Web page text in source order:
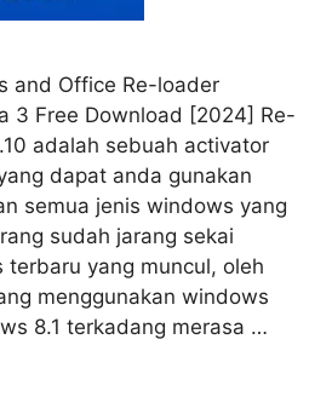
and Office Re-loader
3 Free Download [2024] Re-
adalah sebuah activator
dapat anda gunakan
semua jenis windows yang
sudah jarang sekai
yang muncul, oleh
menggunakan windows
8.1 terkadang merasa …